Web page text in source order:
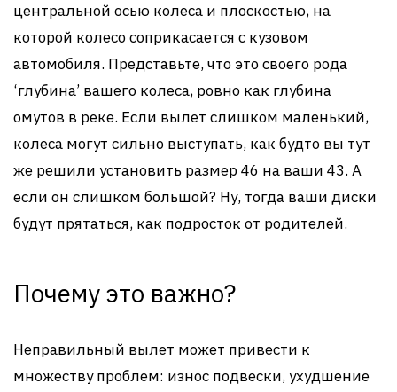
центральной осью колеса и плоскостью, на
которой колесо соприкасается с кузовом
автомобиля. Представьте, что это своего рода
‘глубина’ вашего колеса, ровно как глубина
омутов в реке. Если вылет слишком маленький,
колеса могут сильно выступать, как будто вы тут
же решили установить размер 46 на ваши 43. А
если он слишком большой? Ну, тогда ваши диски
будут прятаться, как подросток от родителей.
Почему это важно?
Неправильный вылет может привести к
множеству проблем: износ подвески, ухудшение